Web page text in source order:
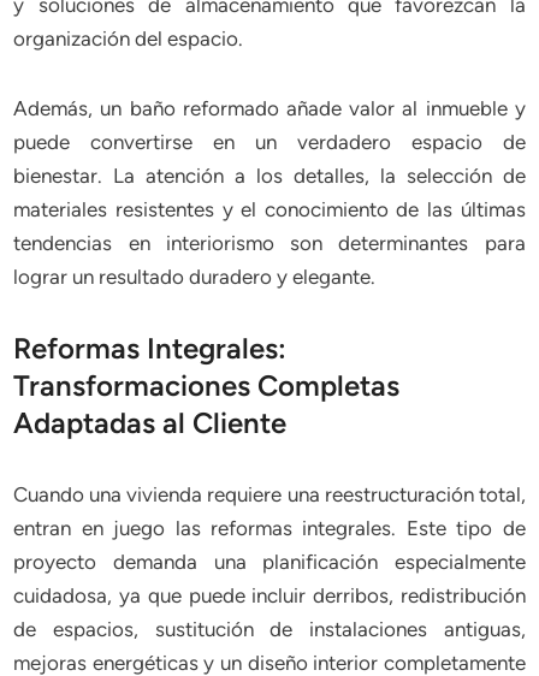
organización del espacio.
Además, un baño reformado añade valor al inmueble y
puede convertirse en un verdadero espacio de
bienestar. La atención a los detalles, la selección de
materiales resistentes y el conocimiento de las últimas
tendencias en interiorismo son determinantes para
lograr un resultado duradero y elegante.
Reformas Integrales:
Transformaciones Completas
Adaptadas al Cliente
Cuando una vivienda requiere una reestructuración total,
entran en juego las reformas integrales. Este tipo de
proyecto demanda una planificación especialmente
cuidadosa, ya que puede incluir derribos, redistribución
de espacios, sustitución de instalaciones antiguas,
mejoras energéticas y un diseño interior completamente